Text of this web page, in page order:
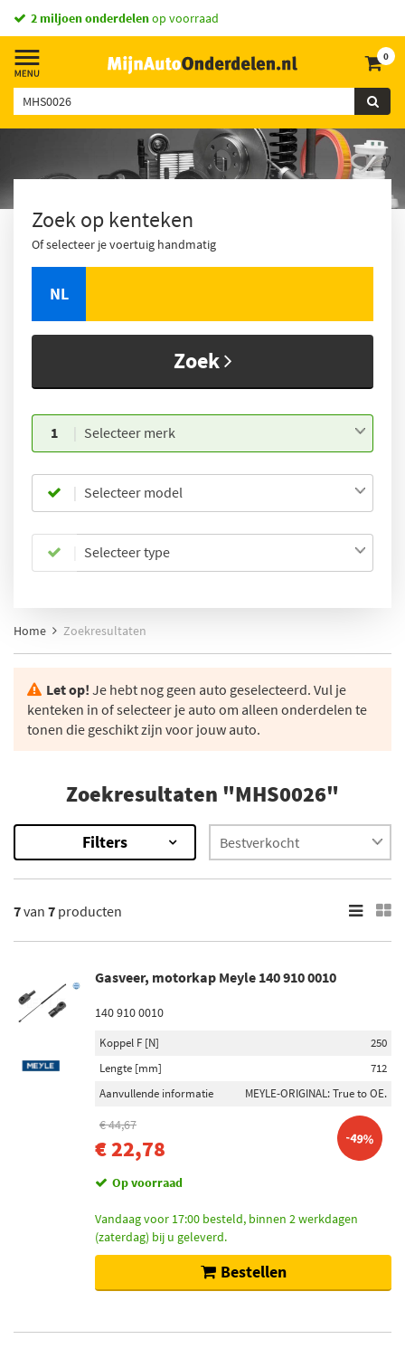
vandaag besteld,morgen in huis *
2 miljoen onderdelenop voorraad
0
Zoek op kenteken
Of selecteer je voertuig handmatig
NL
Zoek
1 Selecteer merk
Selecteer model
Selecteer type
Home Zoekresultaten
Let op! Je hebt nog geen auto geselecteerd. Vul je
kenteken in of selecteer je auto om alleen onderdelen te
tonen die geschikt zijn voor jouw auto.
Zoekresultaten "MHS0026"
Filters
7Resultaten
×
Onderdeelmerk
Stabilus (1)
Meyle (1)
Niet op voorraad (2)
7van 7 producten
Gasveer, motorkap Meyle 140 910 0010
140 910 0010
Koppel F [N]
250
Lengte [mm]
712
Aanvullende informatie
MEYLE-ORIGINAL: True to OE.
€ 44,67
€ 22,78 -49%
Op voorraad
Vandaag voor 17:00 besteld, binnen 2 werkdagen
(zaterdag) bij u geleverd.
Bestellen